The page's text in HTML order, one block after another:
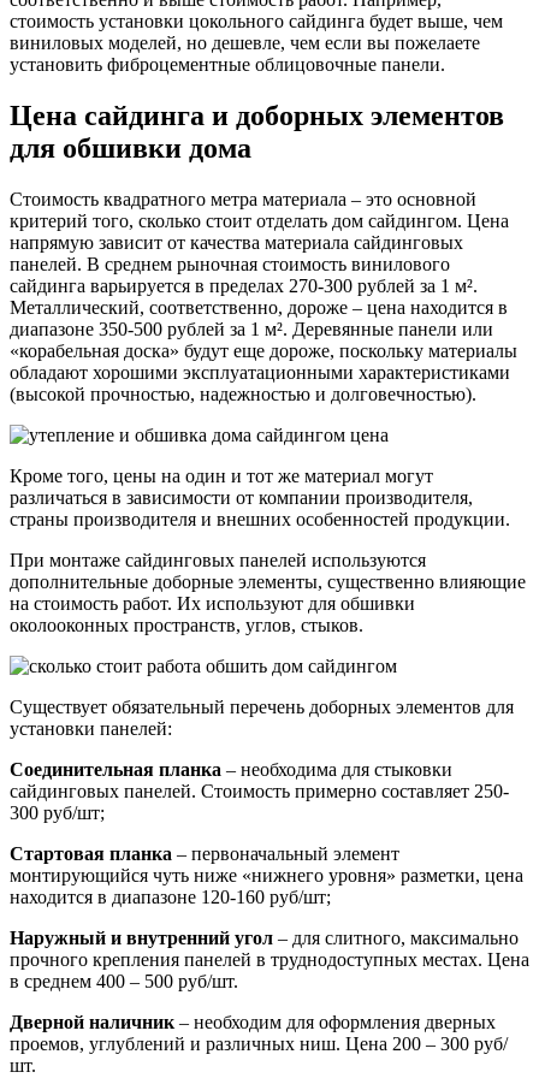
стоимость установки цокольного сайдинга будет выше, чем
виниловых моделей, но дешевле, чем если вы пожелаете
установить фиброцементные облицовочные панели.
Цена сайдинга и доборных элементов
для обшивки дома
Стоимость квадратного метра материала – это основной
критерий того, сколько стоит отделать дом сайдингом. Цена
напрямую зависит от качества материала сайдинговых
панелей. В среднем рыночная стоимость винилового
сайдинга варьируется в пределах 270-300 рублей за 1 м².
Металлический, соответственно, дороже – цена находится в
диапазоне 350-500 рублей за 1 м². Деревянные панели или
«корабельная доска» будут еще дороже, поскольку материалы
обладают хорошими эксплуатационными характеристиками
(высокой прочностью, надежностью и долговечностью).
Кроме того, цены на один и тот же материал могут
различаться в зависимости от компании производителя,
страны производителя и внешних особенностей продукции.
При монтаже сайдинговых панелей используются
дополнительные доборные элементы, существенно влияющие
на стоимость работ. Их используют для обшивки
околооконных пространств, углов, стыков.
Существует обязательный перечень доборных элементов для
установки панелей:
Соединительная планка – необходима для стыковки
сайдинговых панелей. Стоимость примерно составляет 250-
300 руб/шт;
Стартовая планка – первоначальный элемент
монтирующийся чуть ниже «нижнего уровня» разметки, цена
находится в диапазоне 120-160 руб/шт;
Наружный и внутренний угол – для слитного, максимально
прочного крепления панелей в труднодоступных местах. Цена
в среднем 400 – 500 руб/шт.
Дверной наличник – необходим для оформления дверных
проемов, углублений и различных ниш. Цена 200 – 300 руб/
шт.